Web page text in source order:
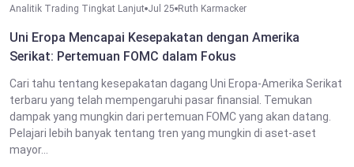
Analitik Trading Tingkat Lanjut Jul 25 Ruth Karmacker
Uni Eropa Mencapai Kesepakatan dengan Amerika
Serikat: Pertemuan FOMC dalam Fokus
Cari tahu tentang kesepakatan dagang Uni Eropa-Amerika Serikat
terbaru yang telah mempengaruhi pasar finansial. Temukan
dampak yang mungkin dari pertemuan FOMC yang akan datang.
Pelajari lebih banyak tentang tren yang mungkin di aset-aset
mayor...